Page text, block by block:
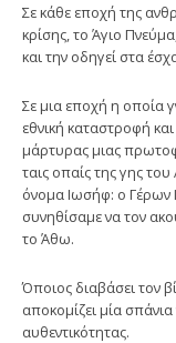
Σε κάθε εποχή της
κρίσης, το Άγιο
και την οδηγεί στα
Σε μια εποχή η οποία
εθνική καταστροφή
μάρτυρας μιας
ταις οπαίς της γης
όνομα Ιωσήφ: ο
συνηθίσαμε να τον
το Άθω.
Όποιος διαβάσει τον
αποκομίζει μία
αυθεντικότητας.